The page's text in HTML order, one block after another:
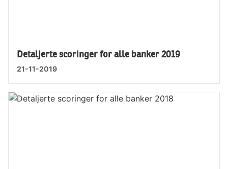
Detaljerte scoringer for alle banker 2019
21-11-2019